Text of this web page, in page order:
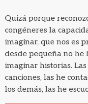
Quizá porque
congéneres la
imaginar, que nos es
desde pequeña no he
imaginar historias.
canciones, las he
los demás, las he
entusiasmo y en este